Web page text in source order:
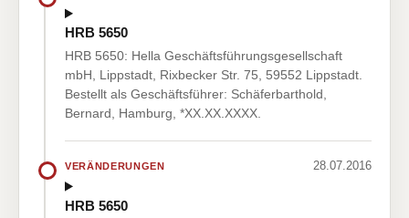
HRB 5650
HRB 5650: Hella Geschäftsführungsgesellschaft
mbH, Lippstadt, Rixbecker Str. 75, 59552 Lippstadt.
Bestellt als Geschäftsführer: Schäferbarthold,
Bernard, Hamburg, *XX.XX.XXXX.
VERÄNDERUNGEN 28.07.2016
HRB 5650